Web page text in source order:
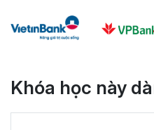
Khóa học này